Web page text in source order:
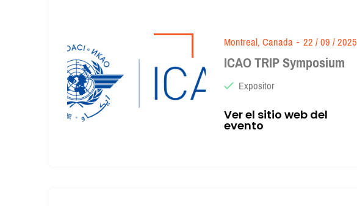
Montreal, Canada-22 / 09 / 2025
ICAO TRIP Symposium
Expositor
Ver el sitio web del
evento